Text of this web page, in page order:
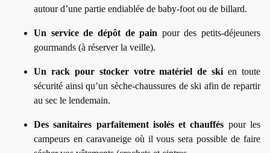
autour d’une partie endiablée de baby-foot ou de billard.
Un service de dépôt de pain pour des petits-déjeuners
gourmands (à réserver la veille).
Un rack pour stocker votre matériel de ski en toute
sécurité ainsi qu’un sèche-chaussures de ski afin de repartir
au sec le lendemain.
Des sanitaires parfaitement isolés et chauffés pour les
campeurs en caravaneige où il vous sera possible de faire